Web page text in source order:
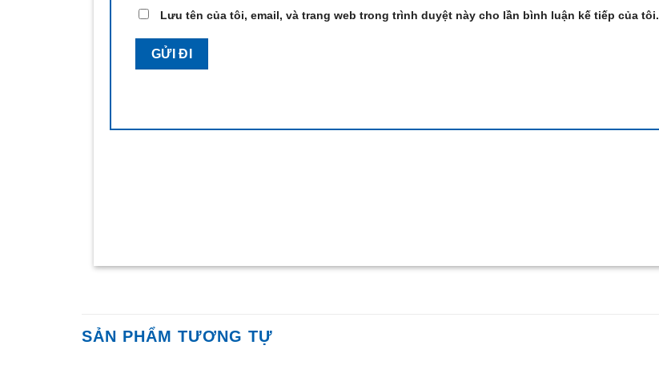
Lưu tên của tôi, email, và trang web trong trình duyệt này cho lần bình luận kế tiếp của tôi.
SẢN PHẨM TƯƠNG TỰ